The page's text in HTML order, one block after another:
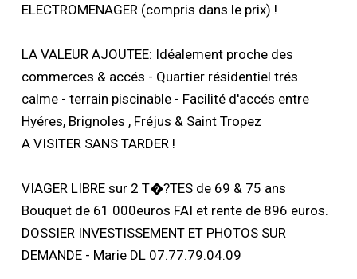
ELECTROMENAGER (compris dans le prix) !
LA VALEUR AJOUTEE: Idéalement proche des
commerces & accés - Quartier résidentiel trés
calme - terrain piscinable - Facilité d'accés entre
Hyéres, Brignoles , Fréjus & Saint Tropez
A VISITER SANS TARDER !
VIAGER LIBRE sur 2 T�?TES de 69 & 75 ans
Bouquet de 61 000euros FAI et rente de 896 euros.
DOSSIER INVESTISSEMENT ET PHOTOS SUR
DEMANDE - Marie DL 07.77.79.04.09